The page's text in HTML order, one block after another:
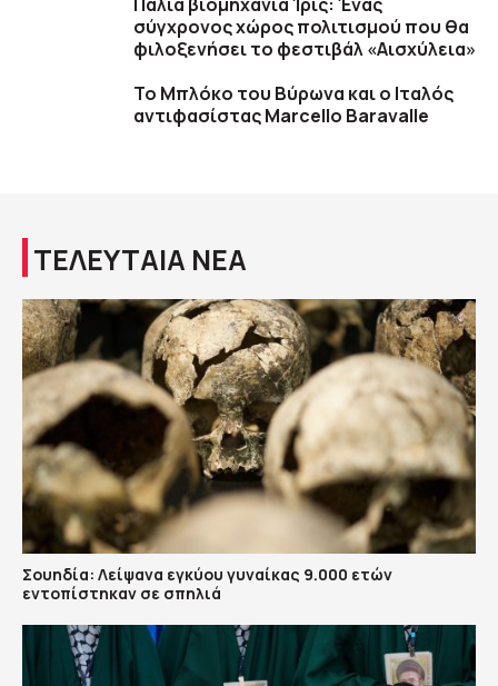
σύγχρονος χώρος πολιτισμού που θα
φιλοξενήσει το φεστιβάλ «Αισχύλεια»
Το Μπλόκο του Βύρωνα και ο Ιταλός
αντιφασίστας Marcello Baravalle
ΤΕΛΕΥΤΑΙΑ ΝΕΑ
Σουηδία: Λείψανα εγκύου γυναίκας 9.000 ετών
εντοπίστηκαν σε σπηλιά